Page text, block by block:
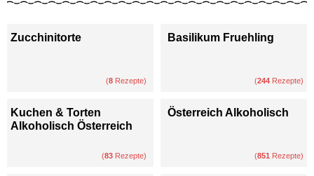
Zucchinitorte
(8 Rezepte)
Basilikum Fruehling
(244 Rezepte)
Kuchen & Torten
Alkoholisch Österreich
(83 Rezepte)
Österreich Alkoholisch
(851 Rezepte)